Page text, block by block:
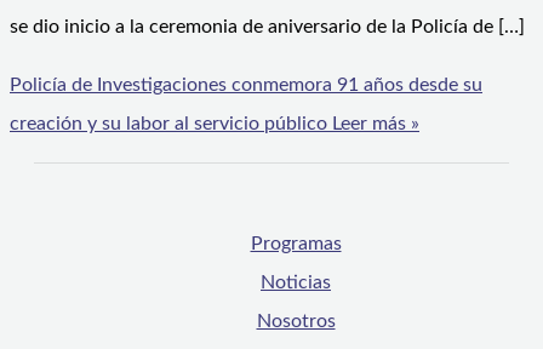
se dio inicio a la ceremonia de aniversario de la Policía de […]
Policía de Investigaciones conmemora 91 años desde su
creación y su labor al servicio público Leer más »
Programas
Noticias
Nosotros